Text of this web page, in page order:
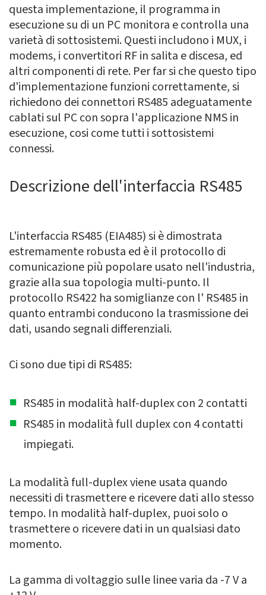
questa implementazione, il programma in
esecuzione su di un PC monitora e controlla una
varietà di sottosistemi. Questi includono i MUX, i
modems, i convertitori RF in salita e discesa, ed
altri componenti di rete. Per far si che questo tipo
d'implementazione funzioni correttamente, si
richiedono dei connettori RS485 adeguatamente
cablati sul PC con sopra l'applicazione NMS in
esecuzione, cosi come tutti i sottosistemi
connessi.
Descrizione dell'interfaccia RS485
L'interfaccia RS485 (EIA485) si è dimostrata
estremamente robusta ed è il protocollo di
comunicazione più popolare usato nell'industria,
grazie alla sua topologia multi-punto. Il
protocollo RS422 ha somiglianze con l' RS485 in
quanto entrambi conducono la trasmissione dei
dati, usando segnali differenziali.
Ci sono due tipi di RS485:
RS485 in modalità half-duplex con 2 contatti
RS485 in modalità full duplex con 4 contatti
impiegati.
La modalità full-duplex viene usata quando
necessiti di trasmettere e ricevere dati allo stesso
tempo. In modalità half-duplex, puoi solo o
trasmettere o ricevere dati in un qualsiasi dato
momento.
La gamma di voltaggio sulle linee varia da -7 V a